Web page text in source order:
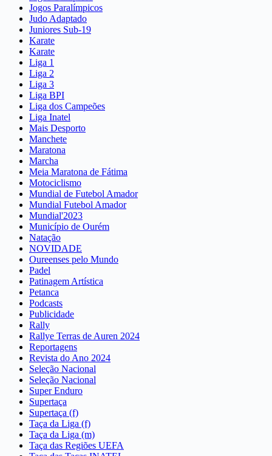
Jogos Paralímpicos
Judo Adaptado
Juniores Sub-19
Karate
Karate
Liga 1
Liga 2
Liga 3
Liga BPI
Liga dos Campeões
Liga Inatel
Mais Desporto
Manchete
Maratona
Marcha
Meia Maratona de Fátima
Motociclismo
Mundial de Futebol Amador
Mundial Futebol Amador
Mundial'2023
Município de Ourém
Natação
NOVIDADE
Oureenses pelo Mundo
Padel
Patinagem Artística
Petanca
Podcasts
Publicidade
Rally
Rallye Terras de Auren 2024
Reportagens
Revista do Ano 2024
Seleção Nacional
Seleção Nacional
Super Enduro
Supertaça
Supertaça (f)
Taça da Liga (f)
Taça da Liga (m)
Taça das Regiões UEFA